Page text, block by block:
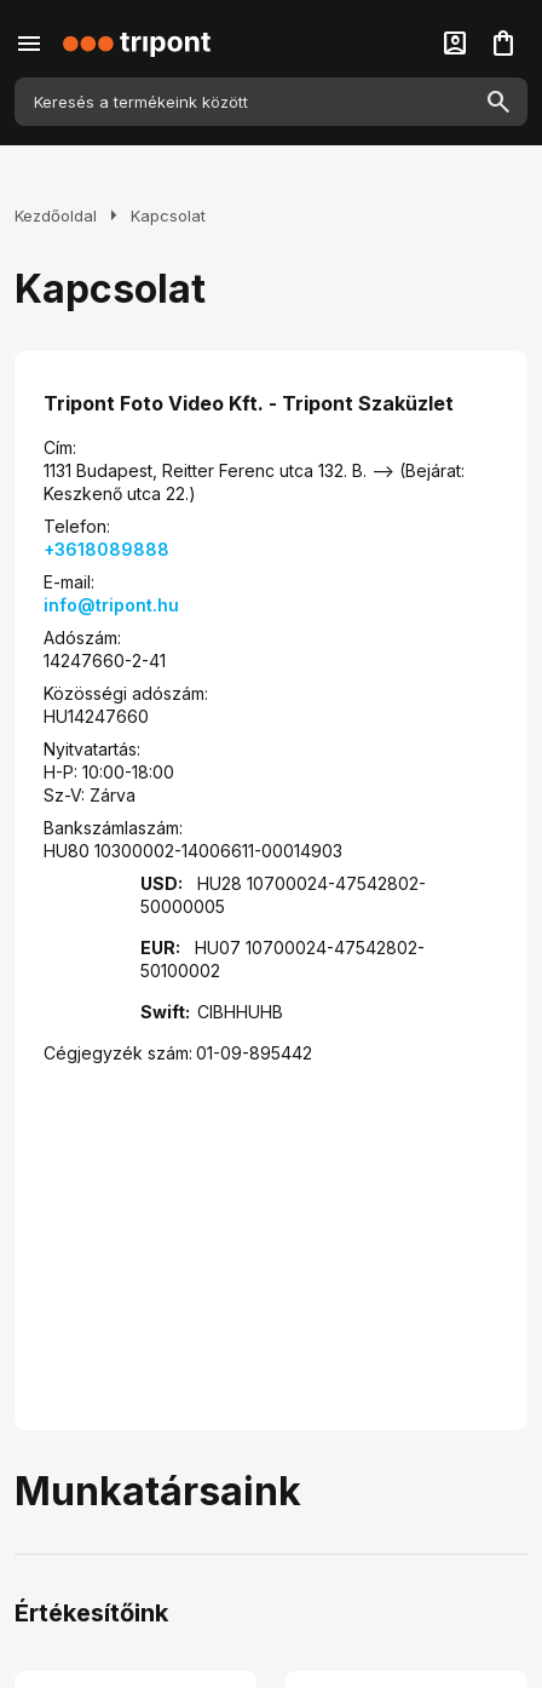
menu account_box shopping_bag
Kezdőoldal arrow_right Kapcsolat
Kapcsolat
Tripont Foto Video Kft. - Tripont Szaküzlet
Cím:
1131 Budapest, Reitter Ferenc utca 132. B. --> (Bejárat:
Keszkenő utca 22.)
Telefon:
+3618089888
E-mail:
info@tripont.hu
Adószám:
14247660-2-41
Közösségi adószám:
HU14247660
Nyitvatartás:
H-P: 10:00-18:00
Sz-V: Zárva
Bankszámlaszám:
HU80 10300002-14006611-00014903
USD: HU28 10700024-47542802-
50000005
EUR: HU07 10700024-47542802-
50100002
Swift: CIBHHUHB
Cégjegyzék szám: 01-09-895442
Munkatársaink
Értékesítőink